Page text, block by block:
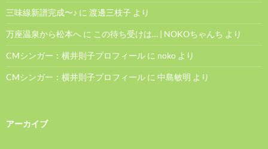
三味線新譜完成〜♪ に 渡邊三枝子 より
万座温泉から松本へ に この待ち受けは… | NOKOちゃんち より
CMシンガー：横井則子プロフィール に noko より
CMシンガー：横井則子プロフィール に 中島敏明 より
アーカイブ